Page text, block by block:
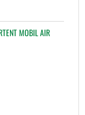
MOBIL AIR